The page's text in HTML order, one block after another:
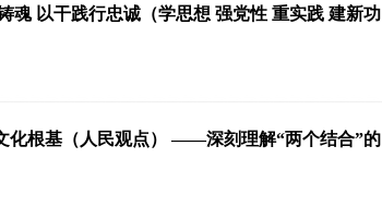
以干践行忠诚（学思想 强党性 重实践 建新功
化根基（人民观点） ——深刻理解“两个结合”的